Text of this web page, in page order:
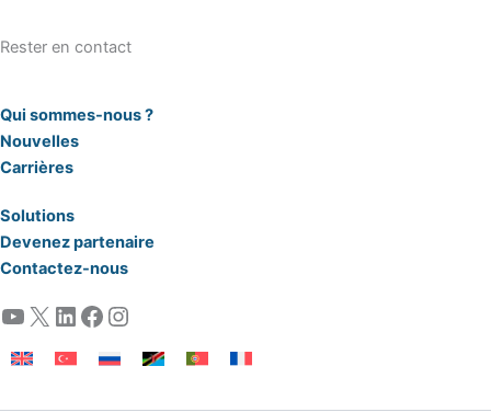
Rester en contact
Qui sommes-nous ?
Nouvelles
Carrières
Solutions
Devenez partenaire
Contactez-nous
YouTube X LinkedIn Facebook Instagram